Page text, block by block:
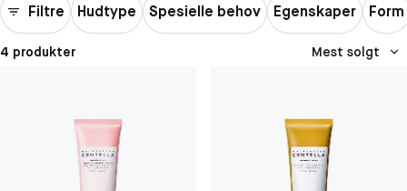
Filtre Hudtype Spesielle behov Egenskaper Form
4 produkter Mest solgt